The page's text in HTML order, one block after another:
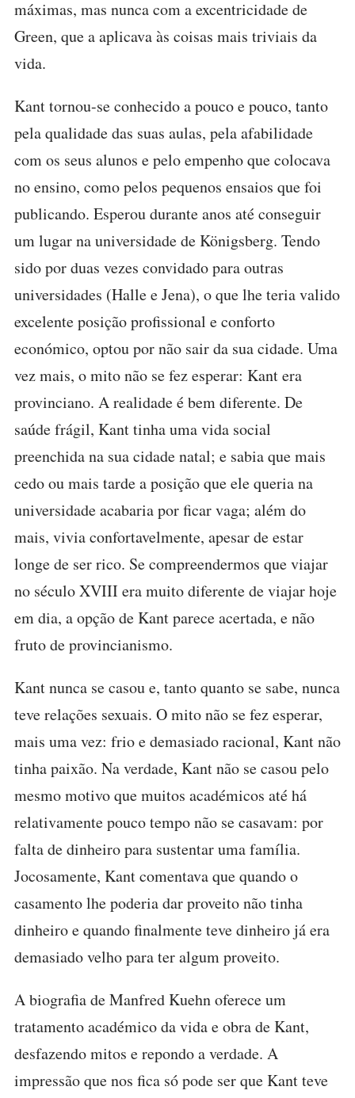
máximas, mas nunca com a excentricidade de
Green, que a aplicava às coisas mais triviais da
vida.
Kant tornou-se conhecido a pouco e pouco, tanto
pela qualidade das suas aulas, pela afabilidade
com os seus alunos e pelo empenho que colocava
no ensino, como pelos pequenos ensaios que foi
publicando. Esperou durante anos até conseguir
um lugar na universidade de Königsberg. Tendo
sido por duas vezes convidado para outras
universidades (Halle e Jena), o que lhe teria valido
excelente posição profissional e conforto
económico, optou por não sair da sua cidade. Uma
vez mais, o mito não se fez esperar: Kant era
provinciano. A realidade é bem diferente. De
saúde frágil, Kant tinha uma vida social
preenchida na sua cidade natal; e sabia que mais
cedo ou mais tarde a posição que ele queria na
universidade acabaria por ficar vaga; além do
mais, vivia confortavelmente, apesar de estar
longe de ser rico. Se compreendermos que viajar
no século XVIII era muito diferente de viajar hoje
em dia, a opção de Kant parece acertada, e não
fruto de provincianismo.
Kant nunca se casou e, tanto quanto se sabe, nunca
teve relações sexuais. O mito não se fez esperar,
mais uma vez: frio e demasiado racional, Kant não
tinha paixão. Na verdade, Kant não se casou pelo
mesmo motivo que muitos académicos até há
relativamente pouco tempo não se casavam: por
falta de dinheiro para sustentar uma família.
Jocosamente, Kant comentava que quando o
casamento lhe poderia dar proveito não tinha
dinheiro e quando finalmente teve dinheiro já era
demasiado velho para ter algum proveito.
A biografia de Manfred Kuehn oferece um
tratamento académico da vida e obra de Kant,
desfazendo mitos e repondo a verdade. A
impressão que nos fica só pode ser que Kant teve